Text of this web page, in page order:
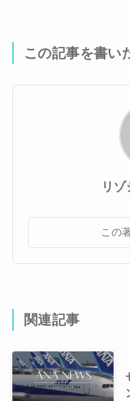
この記事を書い
リ
この
関連記事